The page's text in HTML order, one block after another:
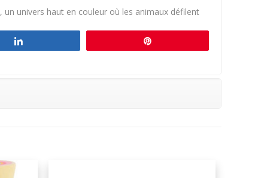
, un univers haut en couleur où les animaux défilent